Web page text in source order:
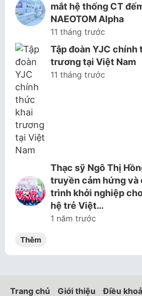
mắt hệ thống CT
NAEOTOM Alpha
11 tháng trước
Tập đoàn YJC chính
trương tại Việt Nam
11 tháng trước
Thạc sỹ Ngô Thị
truyền cảm hứng và
trình khởi nghiệp
hệ trẻ Việt…
1 năm trước
Thêm
Trang chủ Giới thiệu Điều